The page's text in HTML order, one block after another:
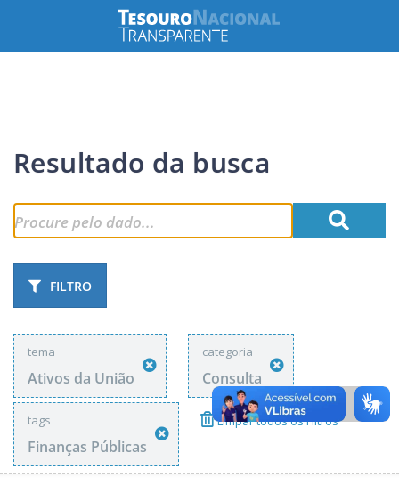
Resultado da busca
FILTRO
tema
Ativos da União
categoria
Consulta
tags
Finanças Públicas
Limpar todos os Filtros